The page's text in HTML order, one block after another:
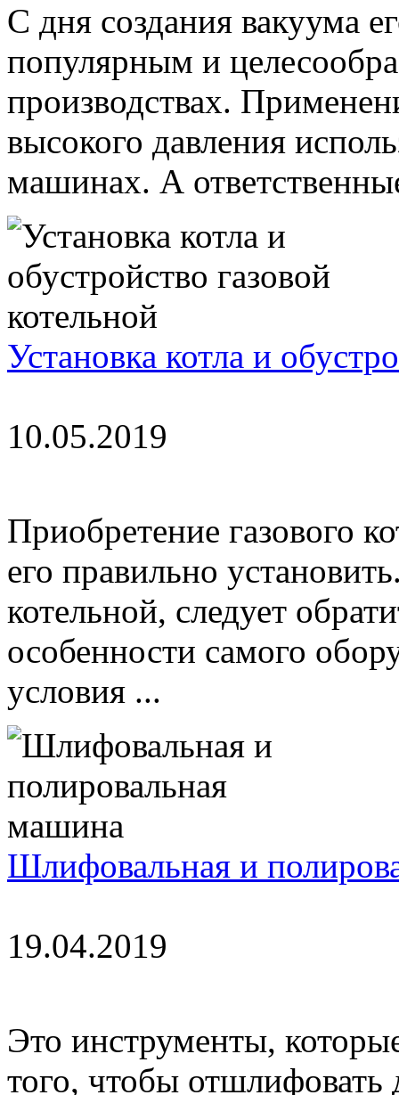
С дня создания вакуума
популярным и
производствах.
высокого давления
машинах. А
Установка котла и
10.05.2019
Приобретение газового
его правильно
котельной, следует
особенности самого
условия ...
Шлифовальная и
19.04.2019
Это инструменты,
того, чтобы отшлифовать